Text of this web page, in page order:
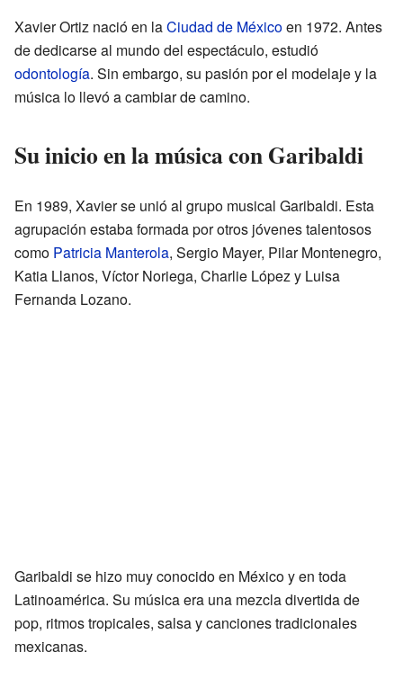
Xavier Ortiz nació en laCiudad de Méxicoen 1972. Antes
de dedicarse al mundo del espectáculo, estudió
odontología. Sin embargo, su pasión por el modelaje y la
música lo llevó a cambiar de camino.
Su inicio en la música con Garibaldi
En 1989, Xavier se unió al grupo musical Garibaldi. Esta
agrupación estaba formada por otros jóvenes talentosos
como Patricia Manterola, Sergio Mayer, Pilar Montenegro,
Katia Llanos, Víctor Noriega, Charlie López y Luisa
Fernanda Lozano.
Garibaldi se hizo muy conocido en México y en toda
Latinoamérica. Su música era una mezcla divertida de
pop, ritmos tropicales, salsa y canciones tradicionales
mexicanas.